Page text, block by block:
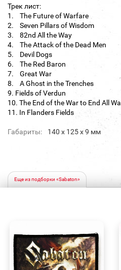
Трек лист:
1. The Future of Warfare
2. Seven Pillars of Wisdom
3. 82nd All the Way
4. The Attack of the Dead Men
5. Devil Dogs
6. The Red Baron
7. Great War
8. A Ghost in the Trenches
9. Fields of Verdun
10. The End of the War to End All
11. In Flanders Fields
Габариты: 140 х 125 х 9 мм
Еще из подборки «Sabaton»